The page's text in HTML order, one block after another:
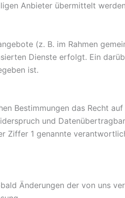
Anbieter übermittelt
(z. B. im Rahmen
Dienste erfolgt. Ein
ist.
Bestimmungen das Recht
und
Ziffer 1 genannte
Änderungen der von uns